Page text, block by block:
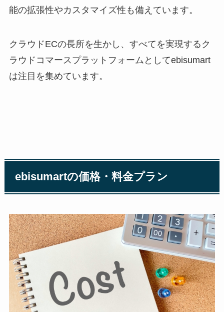
能の拡張性やカスタマイズ性も備えています。
クラウドECの長所を生かし、すべてを実現するク
ラウドコマースプラットフォームとしてebisumart
は注目を集めています。
ebisumartの価格・料金プラン